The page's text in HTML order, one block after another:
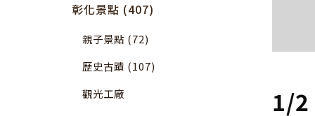
彰化景點 (407)
親子景點 (72)
歷史古蹟 (107)
觀光工廠
1/2